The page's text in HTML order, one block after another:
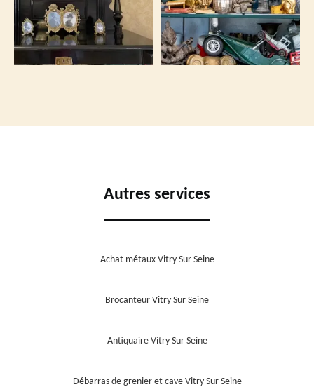
Autres services
Achat métaux Vitry Sur Seine
Brocanteur Vitry Sur Seine
Antiquaire Vitry Sur Seine
Débarras de grenier et cave Vitry Sur Seine